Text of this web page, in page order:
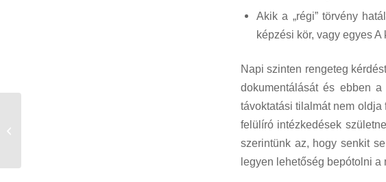
Akik a „régi” törvény
képzési kör, vagy egyes
Napi szinten rengeteg
dokumentálását és ebben
távoktatási tilalmát nem
felülíró intézkedések
szerintünk az, hogy senkit
legyen lehetőség bepótolni a